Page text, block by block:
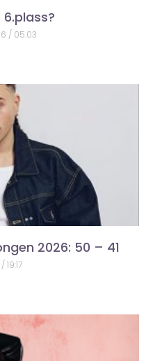
05:03
2026: 50 – 41
19:17